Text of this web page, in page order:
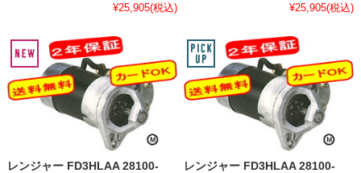
¥25,905(税込)
¥25,905(税込)
レンジャー FD3HLAA 28100- レンジャー FD3HLAA 28100-